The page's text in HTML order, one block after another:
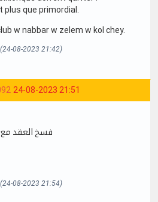
que primordial.
w nabbar w zelem w kol chey.
08-2023 21:42)
24-08-2023 21:51
فسخ العقد مع
08-2023 21:54)